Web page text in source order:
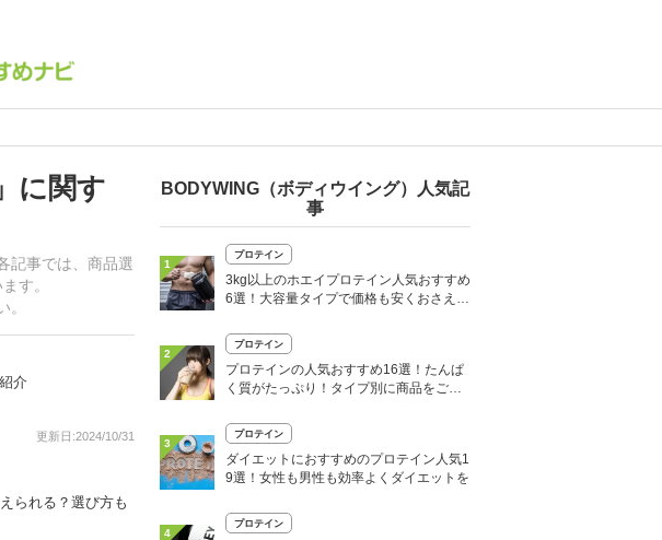
に関す
記事では、商品選
す。
介
更新日:2024/10/31
られる？選び方も
BODYWING（ボディウイング）人気記
事
1
プロテイン
3kg以上のホエイプロテイン人気おすすめ
6選！大容量タイプで価格も安くおさえら
2
プロテイン
プロテインの人気おすすめ16選！たんぱ
く質がたっぷり！タイプ別に商品をご紹
3
プロテイン
ダイエットにおすすめのプロテイン人気1
9選！女性も男性も効率よくダイエットを
4
プロテイン